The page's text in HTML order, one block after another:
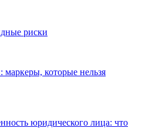
риски
которые нельзя
юридического лица: что